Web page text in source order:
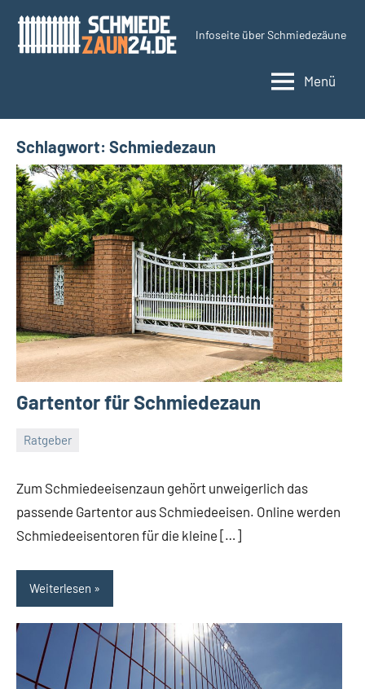
springen
Infoseite über Schmiedezäune
Menü
Schlagwort: Schmiedezaun
Gartentor für Schmiedezaun
Ratgeber
Dezember
2017
germedia
Zum Schmiedeeisenzaun gehört unweigerlich das
passende Gartentor aus Schmiedeeisen. Online werden
Schmiedeeisentoren für die kleine […]
Weiterlesen